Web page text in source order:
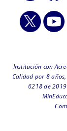
Institución con
Calidad por 8
6218 de